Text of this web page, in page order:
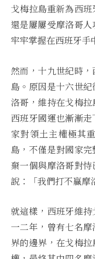
戈梅拉島重新為西
還是屢屢受摩洛哥
牢牢掌握在西班牙手
然而，十九世紀時
島。原因是十六世
洛哥，維持在戈梅拉
西班牙國運也漸漸
家對領土主權極其
島，不僅是對國家
棄一個與摩洛哥對
說：「我們打不贏摩
就這樣，西班牙維
一二年，曾有七名
界的邊界，在戈梅